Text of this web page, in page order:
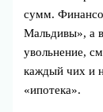
сумм.
Мальдивы», а
увольнение,
каждый чих и
«ипотека».